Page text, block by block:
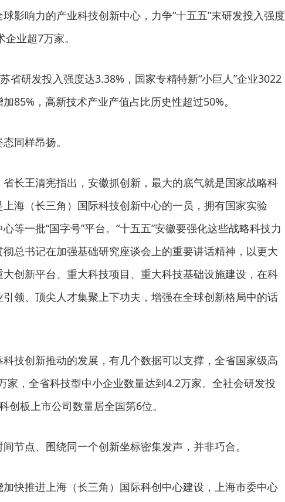
影响力的产业科技创新中心，力争“十五五”末研发投入强度
业超7万家。
省研发投入强度达3.38%，国家专精特新“小巨人”企业3022
85%，高新技术产业产值占比历史性超过50%。
同样昂扬。
长王清宪指出，安徽抓创新，最大的底气就是国家战略科
海（长三角）国际科技创新中心的一员，拥有国家实验
等一批“国字号”平台。“十五五”安徽要强化这些战略科技力
总书记在加强基础研究座谈会上的重要讲话精神，以更大
创新平台、重大科技项目、重大科技基础设施建设，在科
领、顶尖人才集聚上下功夫，增强在全球创新格局中的话
技创新推动的发展，有几个数据可以支撑，全省国家级高
家，全省科技型中小企业数量达到4.2万家。全社会研发投
创板上市公司数量居全国第6位。
节点、围绕同一个创新坐标密集发声，并非巧合。
快推进上海（长三角）国际科创中心建设，上海市委中心